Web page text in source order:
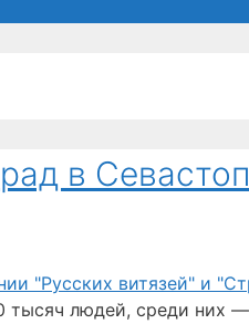
в
тысяч людей, среди них